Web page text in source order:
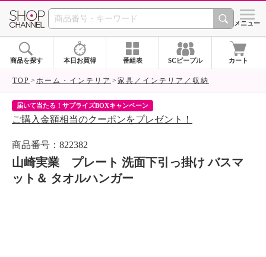
SHOP CHANNEL シメニュー
商品を探す 本日お買得 番組表 SCピープル カート
TOP ホーム・インテリア 家具／インテリア／収納
届いて当たる！サプライズBOXキャンペーン
ご購入金額相当のクーポンをプレゼント！
商品番号：822382
山崎実業 プレート 洗面下引っ掛け バスマ
ット＆ タオルハンガー